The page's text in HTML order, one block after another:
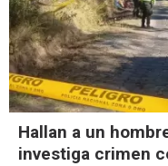
Hallan a un
investiga crimen